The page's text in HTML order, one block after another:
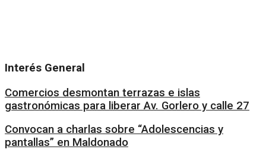
Interés General
Comercios desmontan terrazas e islas
gastronómicas para liberar Av. Gorlero y calle 27
Convocan a charlas sobre “Adolescencias y
pantallas” en Maldonado